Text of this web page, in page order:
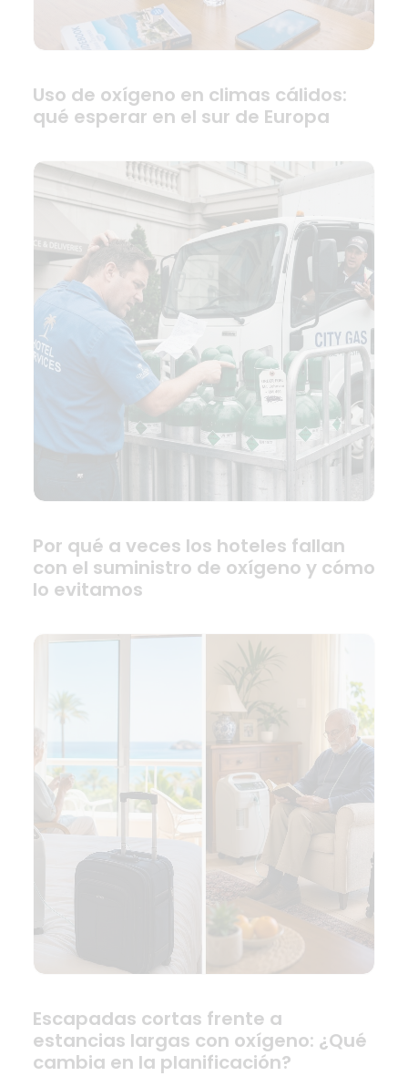
Uso de oxígeno en climas cálidos:
qué esperar en el sur de Europa
Por qué a veces los hoteles fallan
con el suministro de oxígeno y cómo
lo evitamos
Escapadas cortas frente a
estancias largas con oxígeno: ¿Qué
cambia en la planificación?